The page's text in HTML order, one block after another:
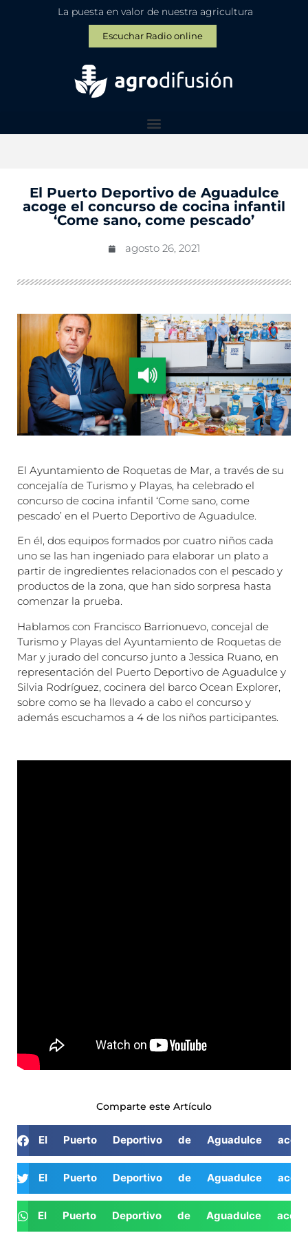
La puesta en valor de nuestra agricultura
Escuchar Radio online
El Puerto Deportivo de Aguadulce
acoge el concurso de cocina infantil
‘Come sano, come pescado’
agosto 26, 2021
El Ayuntamiento de Roquetas de Mar, a través de su
concejalía de Turismo y Playas, ha celebrado el
concurso de cocina infantil ‘Come sano, come
pescado’ en el Puerto Deportivo de Aguadulce.
En él, dos equipos formados por cuatro niños cada
uno se las han ingeniado para elaborar un plato a
partir de ingredientes relacionados con el pescado y
productos de la zona, que han sido sorpresa hasta
comenzar la prueba.
Hablamos con Francisco Barrionuevo, concejal de
Turismo y Playas del Ayuntamiento de Roquetas de
Mar y jurado del concurso junto a Jessica Ruano, en
representación del Puerto Deportivo de Aguadulce y
Silvia Rodríguez, cocinera del barco Ocean Explorer,
sobre como se ha llevado a cabo el concurso y
además escuchamos a 4 de los niños participantes.
Comparte este Artículo
El Puerto Deportivo de Aguadulce
El Puerto Deportivo de Aguadulce
El Puerto Deportivo de Aguadulce